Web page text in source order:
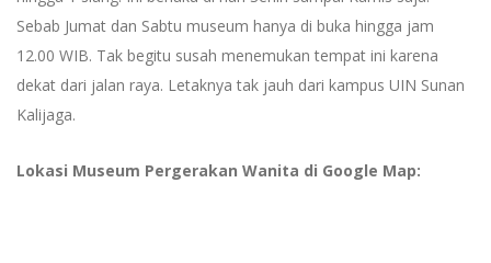
Sebab Jumat dan Sabtu museum hanya di buka hingga jam
12.00 WIB. Tak begitu susah menemukan tempat ini karena
dekat dari jalan raya. Letaknya tak jauh dari kampus UIN Sunan
Kalijaga.
Lokasi Museum Pergerakan Wanita di Google Map: